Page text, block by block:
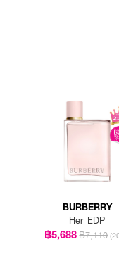
BURBERRY
Her EDP
฿5,688฿7,110